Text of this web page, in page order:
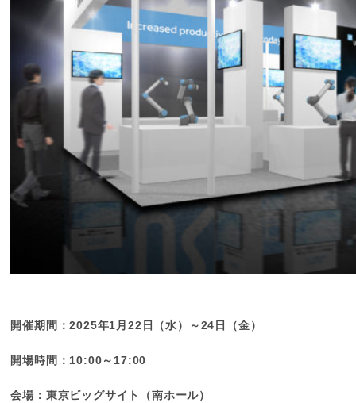
開催期間：2025年1月22日（水）～24日（金）
開場時間：10:00～17:00
会場：東京ビッグサイト（南ホール）